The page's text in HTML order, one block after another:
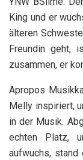
King und er
älteren
Freundin geht,
zusammen, er
Apropos
Melly inspiriert,
in der Musik.
echten Platz,
aufwuchs, stand